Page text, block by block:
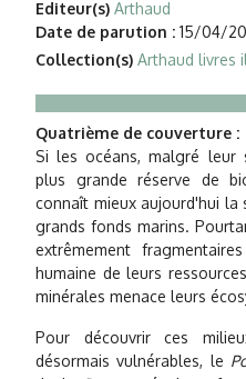
Editeur(s) Arthaud
Date de parution : 15/04/
Collection(s) Arthaud livres
Quatrième de couverture :
Si les océans, malgré leur
plus grande réserve de
connaît mieux aujourd'hui la
grands fonds marins.
extrêmement
humaine de leurs
minérales menace leurs
Pour découvrir ces
désormais vulnérables, le